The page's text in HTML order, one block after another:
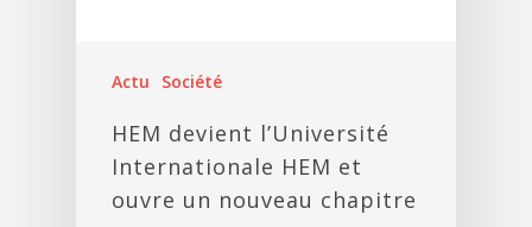
Actu Société
HEM devient l’Université
Internationale HEM et
ouvre un nouveau chapitre